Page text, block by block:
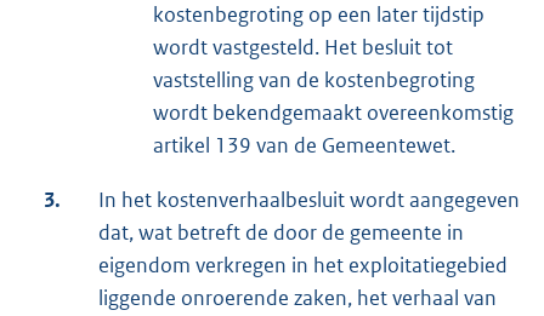
kostenbegroting op een later tijdstip
wordt vastgesteld. Het besluit tot
vaststelling van de kostenbegroting
wordt bekendgemaakt overeenkomstig
artikel 139 van de Gemeentewet.
3.
In het kostenverhaalbesluit wordt aangegeven
dat, wat betreft de door de gemeente in
eigendom verkregen in het exploitatiegebied
liggende onroerende zaken, het verhaal van